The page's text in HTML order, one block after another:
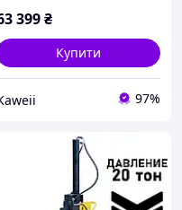
399₴
Купити
97%